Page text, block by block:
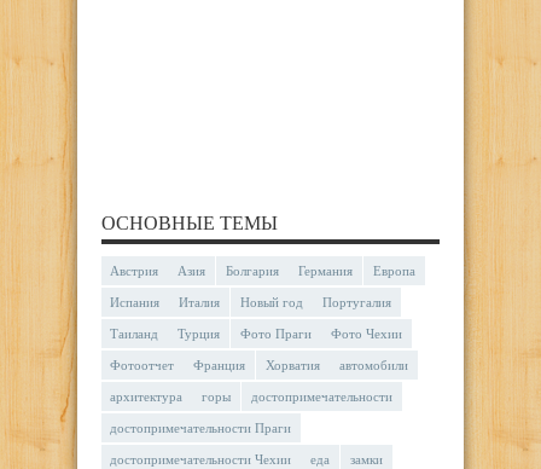
ОСНОВНЫЕ ТЕМЫ
Австрия Азия Болгария Германия Европа
Испания Италия Новый год Португалия
Таиланд Турция Фото Праги Фото Чехии
Фотоотчет Франция Хорватия автомобили
архитектура горы достопримечательности
достопримечательности Праги
достопримечательности Чехии еда замки